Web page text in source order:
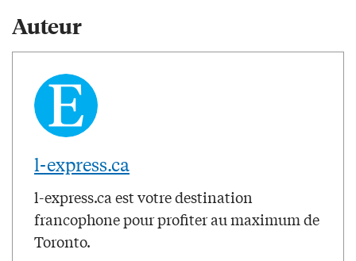
Auteur
l-express.ca
l-express.ca est votre destination
francophone pour profiter au maximum de
Toronto.